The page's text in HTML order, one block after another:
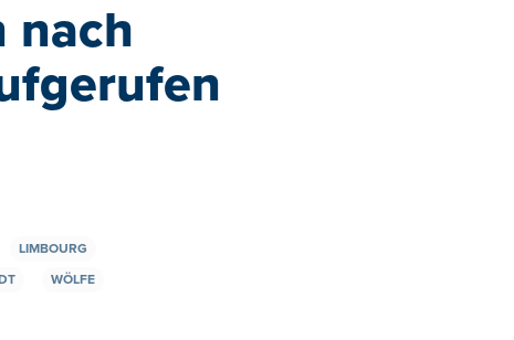
nach
LIMBOURG
WÖLFE